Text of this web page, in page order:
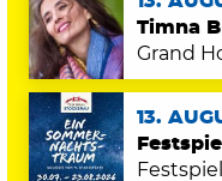
Timna
Grand
13.